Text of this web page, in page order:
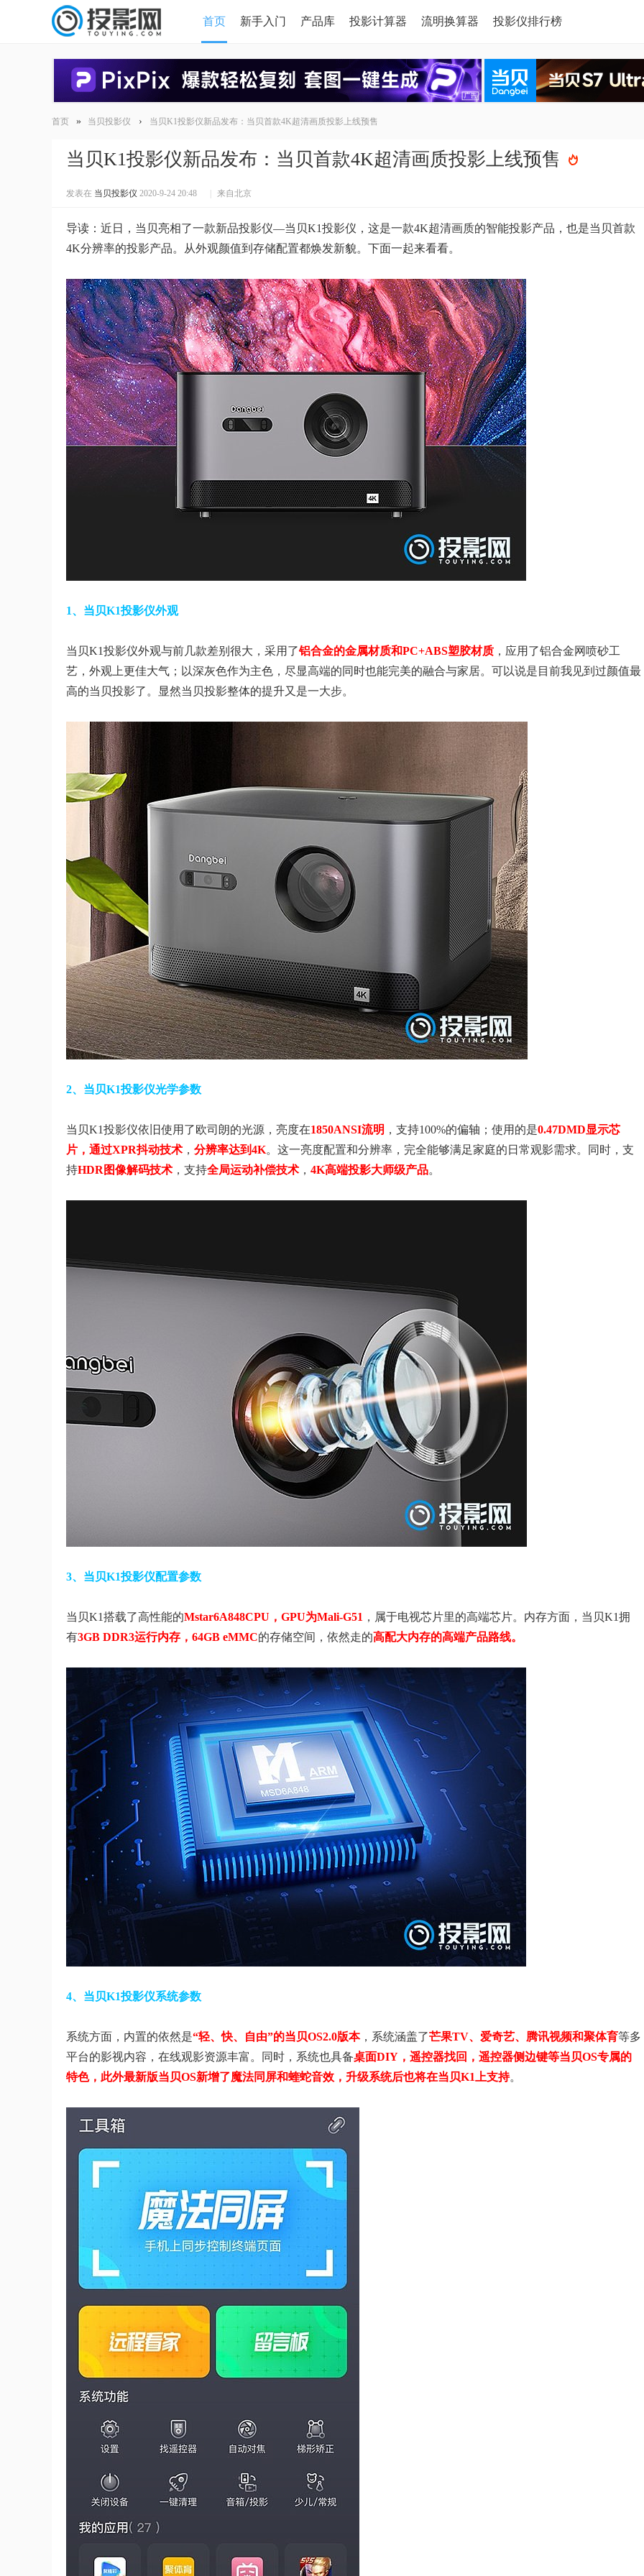
首页 新手入门 产品库 投影计算器 流明换算器 投影仪排行榜
首页 » 当贝投影仪 › 当贝K1投影仪新品发布：当贝首款4K超清画质投影上线预售
当贝K1投影仪新品发布：当贝首款4K超清画质投影上线预售
发表在 当贝投影仪 2020-9-24 20:48 来自北京
导读：近日，当贝亮相了一款新品投影仪—当贝K1投影仪，这是一款4K超清画质的智能投影产品，也是当贝首款
4K分辨率的投影产品。从外观颜值到存储配置都焕发新貌。下面一起来看看。
1、当贝K1投影仪外观
当贝K1投影仪外观与前几款差别很大，采用了铝合金的金属材质和PC+ABS塑胶材质 ，应用了铝合金网喷砂工
艺，外观上更佳大气；以深灰色作为主色，尽显高端的同时也能完美的融合与家居。可以说是目前我见到过颜值最
高的当贝投影了。显然当贝投影整体的提升又是一大步。
2、当贝K1投影仪光学参数
当贝K1投影仪依旧使用了欧司朗的光源，亮度在1850ANSI流明 ，支持100%的偏轴；使用的是0.47DMD显示芯
片，通过XPR抖动技术 ， 分辨率达到4K。这一亮度配置和分辨率，完全能够满足家庭的日常观影需求。同时，支
持HDR图像解码技术 ，支持全局运动补偿技术 ， 4K高端投影大师级产品。
3、当贝K1投影仪配置参数
当贝K1搭载了高性能的Mstar6A848CPU，GPU为Mali-G51 ，属于电视芯片里的高端芯片。内存方面，当贝K1拥
有3GB DDR3运行内存，64GB eMMC的存储空间，依然走的高配大内存的高端产品路线。
4、当贝K1投影仪系统参数
系统方面，内置的依然是“轻、快、自由”的当贝OS2.0版本，系统涵盖了芒果TV、爱奇艺、腾讯视频和聚体育等多
平台的影视内容，在线观影资源丰富。同时，系统也具备桌面DIY，遥控器找回，遥控器侧边键等当贝OS专属的
特色，此外最新版当贝OS新增了魔法同屏和蝰蛇音效，升级系统后也将在当贝K1上支持。